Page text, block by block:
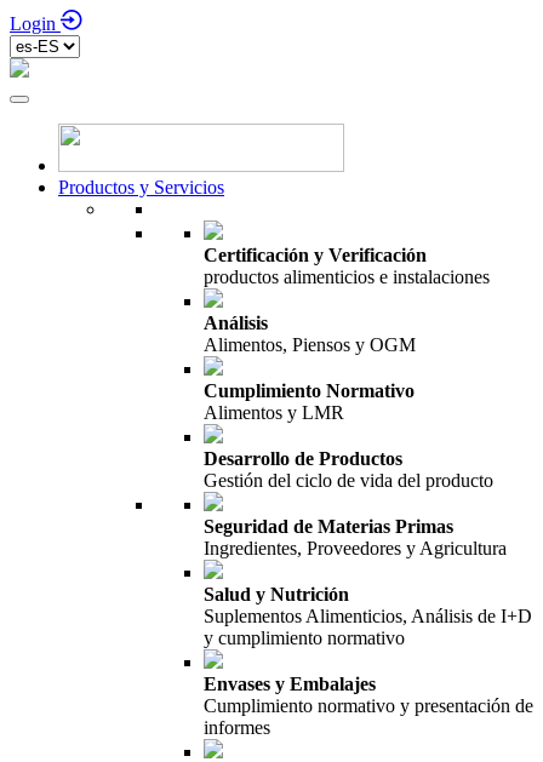
Login
Productos y Servicios
Certificación y Verificación
productos alimenticios e instalaciones
Análisis
Alimentos, Piensos y OGM
Cumplimiento Normativo
Alimentos y LMR
Desarrollo de Productos
Gestión del ciclo de vida del producto
Seguridad de Materias Primas
Ingredientes, Proveedores y Agricultura
Salud y Nutrición
Suplementos Alimenticios, Análisis de I+D
y cumplimiento normativo
Envases y Embalajes
Cumplimiento normativo y presentación de
informes